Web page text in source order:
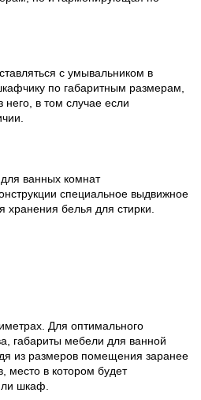
с умывальником в
по габаритным размерам,
в том случае если
ванных комнат
специальное выдвижное
хранения белья для стирки.
Для оптимального
габариты мебели для ванной
из размеров помещения заранее
место в котором будет
шкаф.